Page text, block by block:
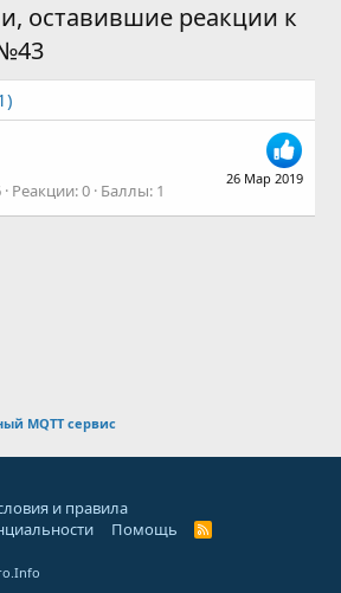
оставившие реакции к
26 Мар 2019
Реакции 0 Баллы 1
MQTT сервис
и правила
Помощь
R